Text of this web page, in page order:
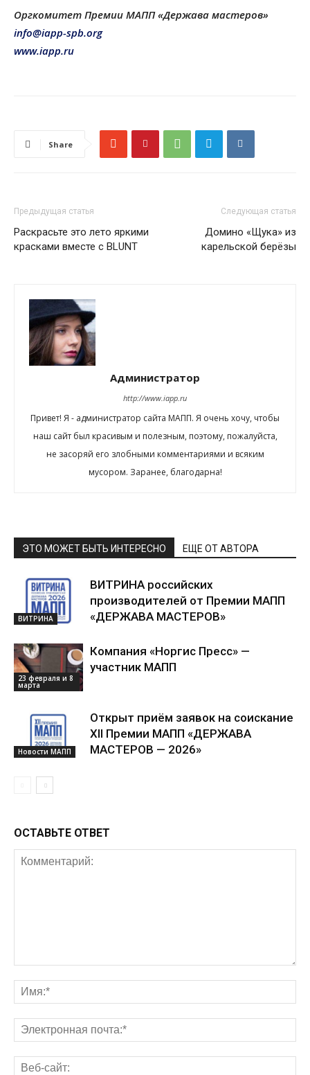
Оргкомитет Премии МАПП «Держава мастеров»
info@iapp-spb.org
www.iapp.ru
Share
Предыдущая статья
Раскрасьте это лето яркими
красками вместе с BLUNT
Следующая статья
Домино «Щука» из
карельской берёзы
Администратор
http://www.iapp.ru
Привет! Я - администратор сайта МАПП. Я очень хочу, чтобы
наш сайт был красивым и полезным, поэтому, пожалуйста,
не засоряй его злобными комментариями и всяким
мусором. Заранее, благодарна!
ЭТО МОЖЕТ БЫТЬ ИНТЕРЕСНО ЕЩЕ ОТ АВТОРА
ВИТРИНА
ВИТРИНА российских
производителей от Премии МАПП
«ДЕРЖАВА МАСТЕРОВ»
23 февраля и 8
марта
Компания «Норгис Пресс» —
участник МАПП
Новости МАПП
Открыт приём заявок на соискание
XII Премии МАПП «ДЕРЖАВА
МАСТЕРОВ — 2026»
ОСТАВЬТЕ ОТВЕТ